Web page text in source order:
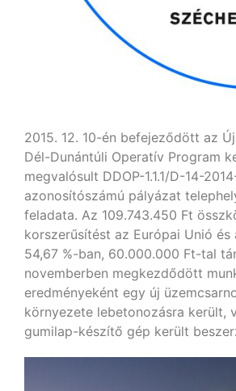
2015. 12. 10-én befejeződött az
Dél-Dunántúli Operatív Program
megvalósult DDOP-1.1.1/D-14-
azonosítószámú pályázat
feladata. Az 109.743.450 Ft
korszerűsítést az Európai Unió és
54,67 %-ban, 60.000.000 Ft-tal
novemberben megkezdődött
eredményeként egy új
környezete lebetonozásra került,
gumilap-készítő gép került